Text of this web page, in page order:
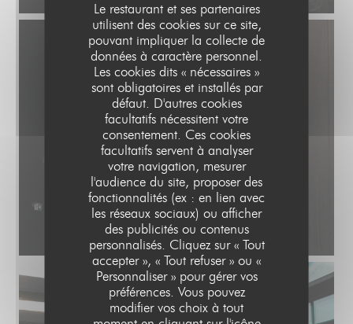
Le restaurant et ses partenaires
utilisent des cookies sur ce site,
pouvant impliquer la collecte de
données à caractère personnel.
Les cookies dits « nécessaires »
sont obligatoires et installés par
défaut. D'autres cookies
facultatifs nécessitent votre
consentement. Ces cookies
facultatifs servent à analyser
votre navigation, mesurer
l'audience du site, proposer des
fonctionnalités (ex : en lien avec
les réseaux sociaux) ou afficher
des publicités ou contenus
personnalisés. Cliquez sur « Tout
accepter », « Tout refuser » ou «
Personnaliser » pour gérer vos
préférences. Vous pouvez
modifier vos choix à tout